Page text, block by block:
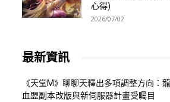
心得)
2026/07/02
最新資訊
《天堂M》聊聊天釋出多項調整方向：
血盟副本改版與新伺服器計畫受矚目